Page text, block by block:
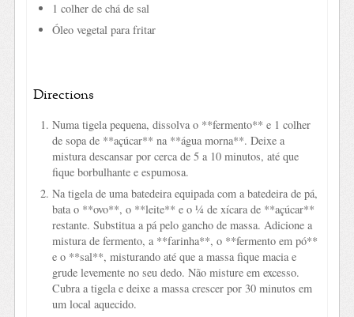
1 colher de chá de sal
Óleo vegetal para fritar
Directions
Numa tigela pequena, dissolva o **fermento** e 1 colher
de sopa de **açúcar** na **água morna**. Deixe a
mistura descansar por cerca de 5 a 10 minutos, até que
fique borbulhante e espumosa.
Na tigela de uma batedeira equipada com a batedeira de pá,
bata o **ovo**, o **leite** e o ¼ de xícara de **açúcar**
restante. Substitua a pá pelo gancho de massa. Adicione a
mistura de fermento, a **farinha**, o **fermento em pó**
e o **sal**, misturando até que a massa fique macia e
grude levemente no seu dedo. Não misture em excesso.
Cubra a tigela e deixe a massa crescer por 30 minutos em
um local aquecido.